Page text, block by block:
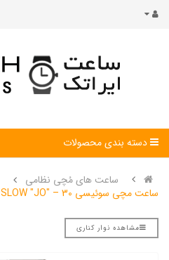
دسته بندی محصولات
ساعت های مُچی نظامی
ساعت مچی سوئیسی SLOW "JO" – 30
مشاهده نوار کناری